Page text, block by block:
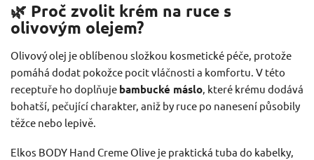
🌿 Proč zvolit krém na ruce s
olivovým olejem?
Olivový olej je oblíbenou složkou kosmetické péče, protože
pomáhá dodat pokožce pocit vláčnosti a komfortu. V této
receptuře ho doplňuje bambucké máslo, které krému dodává
bohatší, pečující charakter, aniž by ruce po nanesení působily
těžce nebo lepivě.
Elkos BODY Hand Creme Olive je praktická tuba do kabelky,